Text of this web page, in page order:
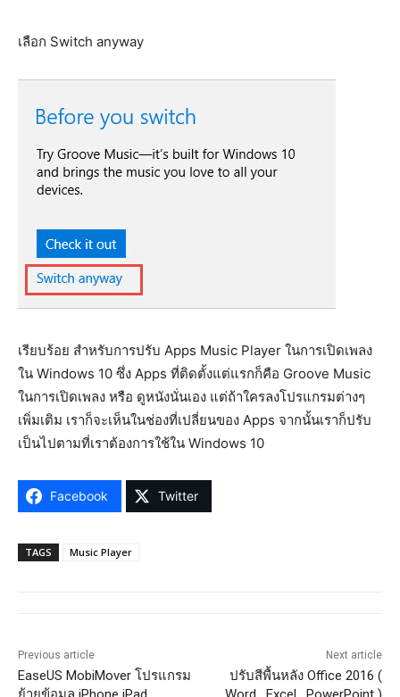
เลือก Switch anyway
เรียบร้อย สำหรับการปรับ Apps Music Player ในการเปิดเพลง
ใน Windows 10 ซึ่ง Apps ที่ติดตั้งแต่แรกก็คือ Groove Music
ในการเปิดเพลง หรือ ดูหนังนั่นเอง แต่ถ้าใครลงโปรแกรมต่างๆ
เพิ่มเติม เราก็จะเห็นในช่องที่เปลี่ยนของ Apps จากนั้นเราก็ปรับ
เป็นไปตามที่เราต้องการใช้ใน Windows 10
Facebook Twitter
TAGS Music Player
Previous article
EaseUS MobiMover โปรแกรม
Next article
ปรับสีพื้นหลัง Office 2016 (